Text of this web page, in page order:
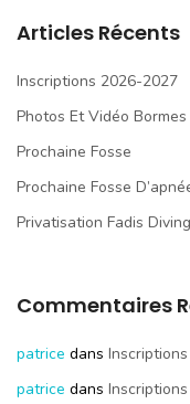
Articles Récents
Inscriptions 2026-2027
Photos Et Vidéo
Prochaine Fosse
Prochaine Fosse
Privatisation Fadis Diving
Commentaires
patrice dans
patrice dans